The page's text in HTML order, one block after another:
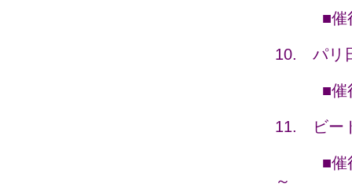
■催行日
10. パリ
■催行日
11. ビー
■催行日
～